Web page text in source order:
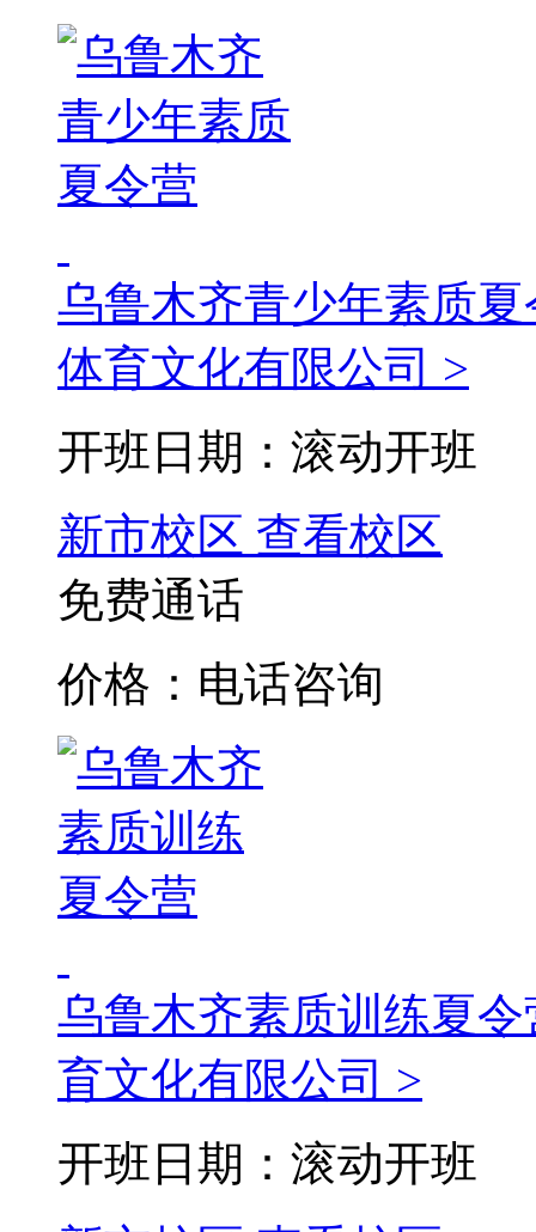
乌鲁木齐青少年素质夏
体育文化有限公司 >
开班日期：滚动开班
新市校区 查看校区
免费通话
价格：电话咨询
乌鲁木齐素质训练夏令
育文化有限公司 >
开班日期：滚动开班